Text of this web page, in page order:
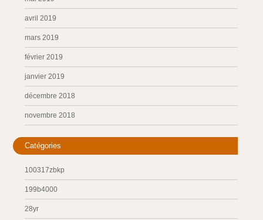
avril 2019
mars 2019
février 2019
janvier 2019
décembre 2018
novembre 2018
Catégories
100317zbkp
199b4000
28yr